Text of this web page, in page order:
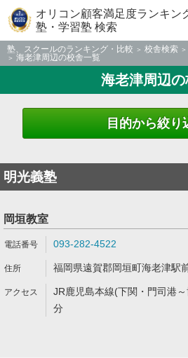
オリコン顧客満足度ランキン
塾・学習塾 検索
塾、スクールのランキング・比較 校舎検索
海老津周辺の校舎一覧
海老津周辺
目的から絞り
明光義塾
岡垣教室
093-282-4522
福岡県遠賀郡岡垣町海老津駅
JR鹿児島本線(下関・門司港
分